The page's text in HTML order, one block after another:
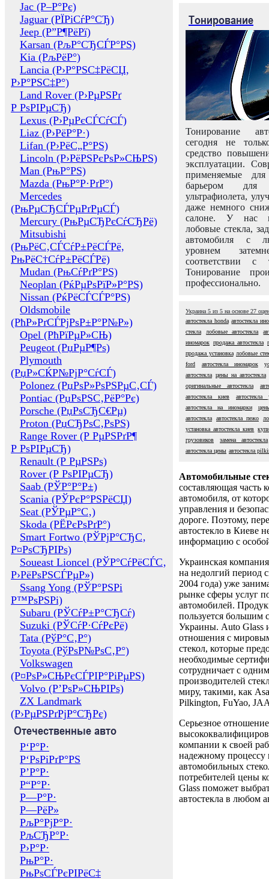
Jac (Р–Р°Рє)
Jaguar (РЇРіСѓР°СЂ)
Jeep (Р”Р¶РёРї)
Karsan (РљР°СЂСЃР°РЅ)
Kia (РљРёР°)
Lancia (Р›Р°РЅС‡РёСЏ,
Р›Р°РЅС‡Р°)
Land Rover (Р›РµРЅРґ
Р РѕРІРµСЂ)
Lexus (Р›РµРєСЃСѓСЃ)
Liaz (Р›РёР°Р·)
Lifan (Р›РёС„Р°РЅ)
Lincoln (Р›РёРЅРєРѕР»СЊРЅ)
Man (РњР°РЅ)
Mazda (РњР°Р·РґР°)
Mercedes
(РњРµСЂСЃРµРґРµСЃ)
Mercury (РњРµСЂРєСѓСЂРё)
Mitsubishi
(РњРёС‚СЃСѓР±РёСЃРё,
РњРёС†СѓР±РёСЃРё)
Mudan (РњСѓРґР°РЅ)
Neoplan (РќРµРѕРїР»Р°РЅ)
Nissan (РќРёСЃСЃР°РЅ)
Oldsmobile
(РћР»РґСЃРјРѕР±Р°Р№Р»)
Opel (РћРїРµР»СЊ)
Peugeot (РџРµР¶Рѕ)
Plymouth
(РџР»СЌР№РјР°СѓСЃ)
Polonez (РџРѕР»РѕРЅРµС‚СЃ)
Pontiac (РџРѕРЅС‚РёР°Рє)
Porsche (РџРѕСЂС€Рµ)
Proton (РџСЂРѕС‚РѕРЅ)
Range Rover (Р РµРЅРґР¶
Р РѕРІРµСЂ)
Renault (Р РµРЅРѕ)
Rover (Р РѕРІРµСЂ)
Saab (РЎР°Р°Р±)
Scania (РЎРєР°РЅРёСЏ)
Seat (РЎРµР°С‚)
Skoda (РЁРєРѕРґР°)
Smart Fortwo (РЎРјР°СЂС‚
Р¤РѕСЂРІРѕ)
Soueast Lioncel (РЎР°СѓРёСЃС‚
Р›РёРѕРЅСЃРµР»)
Ssang Yong (РЎР°РЅРі
Р™РѕРЅРі)
Subaru (РЎСѓР±Р°СЂСѓ)
Suzuki (РЎСѓР·СѓРєРё)
Tata (РўР°С‚Р°)
Toyota (РўРѕР№РѕС‚Р°)
Volkswagen
(Р¤РѕР»СЊРєСЃРІР°РіРµРЅ)
Volvo (Р’РѕР»СЊРІРѕ)
ZX Landmark
(Р›РµРЅРґРјР°СЂРє)
Отечественные авто
Р‘Р°Р·
Р‘РѕРіРґР°РЅ
Р’Р°Р·
Р“Р°Р·
Р—Р°Р·
Р—РёР»
РљР°РјР°Р·
РљСЂР°Р·
Р›Р°Р·
РњР°Р·
РњРѕСЃРєРІРёС‡
Тонирование
Тонирование
сегодня не
средство
эксплуатации.
применяемые
барьером для
ультрафиолета,
даже немного
салоне. У нас
лобовые стекла,
автомобиля с
уровнем
соответствии с
Тонирование
профессионально.
Украина 5 из 5 на основе 27
автостекла honda автостекла
стекла
лобовые автостекла
иномарок продажа автостекла
продажа установка лобовые
ford
автостекла иномарок
автостекла цены на автостекла
оригинальные автостекла
автостекла киев
автостекла
автостекла на иномарки
автостекла
автостекла пежо
установка автостекла киев
грузовиков
замена автостекла
автостекла цены автостекла
Автомобильные
составляющая часть
автомобиля, от
управления и
дороге. Поэтому,
автостекло в Киеве
информацию с
Украинская
на недолгий период
2004 года) уже
рынке сферы услуг
автомобилей.
пользуется большим
Украины. Auto Glass
отношения с
стекол, которые
необходимые
сотрудничает с
производителей
миру, такими, как
Pilkington, FuYao,
Серьезное отношение
компании к своей
надежному процессу
автомобильных
потребителей цены
Glass поможет
автостекла в любом